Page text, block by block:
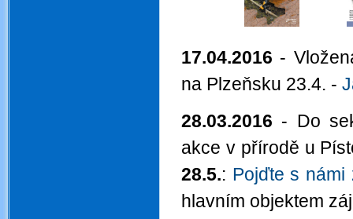
17.04.2016 -
na Plzeňsku 23.4. -
28.03.2016 - Do
akce v přírodě u
28.5.: Pojďte s námi
hlavním objektem